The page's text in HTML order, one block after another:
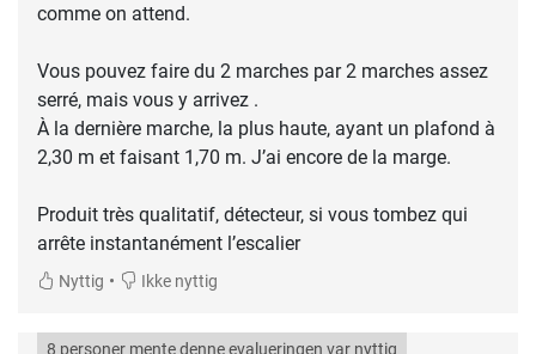
comme on attend.
Vous pouvez faire du 2 marches par 2 marches assez
serré, mais vous y arrivez .
À la dernière marche, la plus haute, ayant un plafond à
2,30 m et faisant 1,70 m. J’ai encore de la marge.
Produit très qualitatif, détecteur, si vous tombez qui
arrête instantanément l’escalier
Nyttig • Ikke nyttig
8 personer mente denne evalueringen var nyttig